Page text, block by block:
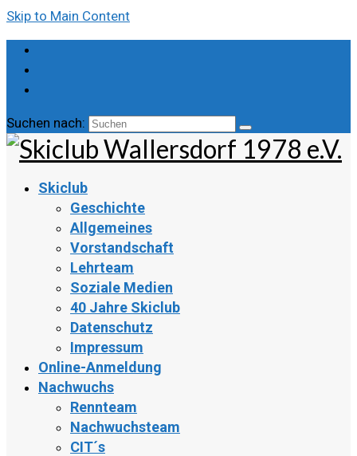
Skip to Main Content
Suchen nach:
Skiclub
Geschichte
Allgemeines
Vorstandschaft
Lehrteam
Soziale Medien
40 Jahre Skiclub
Datenschutz
Impressum
Online-Anmeldung
Nachwuchs
Rennteam
Nachwuchsteam
CIT´s